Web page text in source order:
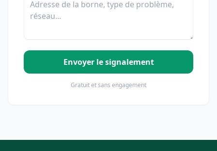
Envoyer le signalement
Gratuit et sans engagement